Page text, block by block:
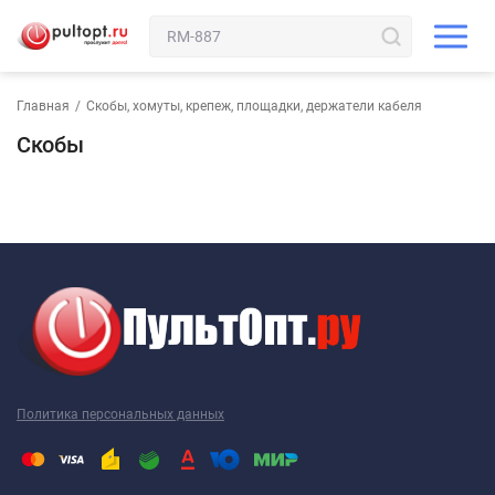
Главная / Скобы, хомуты, крепеж, площадки, держатели кабеля
Скобы
Политика персональных данных